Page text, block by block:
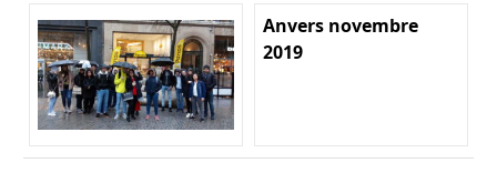
Anvers novembre
2019